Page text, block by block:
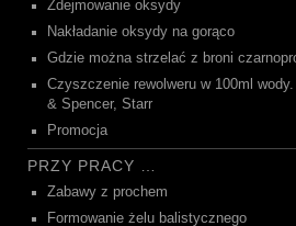
Zdejmowanie oksydy
Nakładanie oksydy na gorąco
Gdzie można strzelać z broni
Czyszczenie rewolweru w 100ml
& Spencer, Starr
Promocja
PRZY PRACY …
Zabawy z prochem
Formowanie żelu balistycznego